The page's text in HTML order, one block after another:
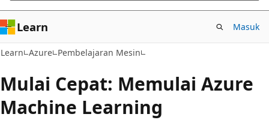
Learn Masuk
Learn Azure Pembelajaran Mesin
Mulai Cepat: Memulai Azure
Machine Learning